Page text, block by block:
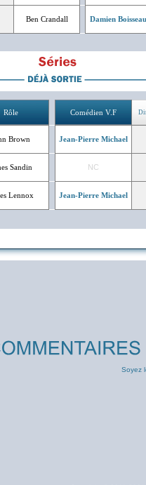
Ben Crandall Damien Boisseau
Rôle Comédien V.F
Brown Jean-Pierre Michael
Sandin NC
Lennox Jean-Pierre Michael
Soyez